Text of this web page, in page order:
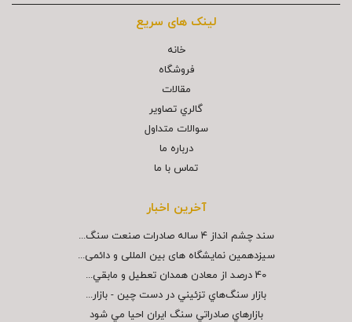
لینک های سریع
خانه
فروشگاه
مقالات
گالري تصاوير
سوالات متداول
درباره ما
تماس با ما
آخرین اخبار
سند چشم انداز ۴ ساله صادرات صنعت سنگ...
سیزدهمین نمایشگاه های بین المللی و دائمی...
40 درصد از معادن همدان تعطيل و مابقي...
بازار سنگ‌هاي تزئيني در دست چين - بازار...
بازارهاي صادراتي سنگ ايران احيا مي شود